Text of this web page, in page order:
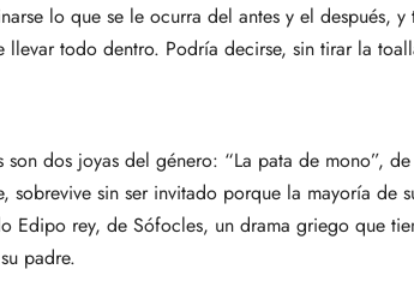
lo que se le ocurra del antes y el después,
todo dentro. Podría decirse, sin tirar la
son dos joyas del género: “La pata de mono”,
sin ser invitado porque la mayoría de
Edipo rey, de Sófocles, un drama griego que
padre.